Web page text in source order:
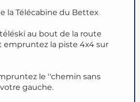
la Télécabine du Bettex
téléski au bout de la route
empruntez la piste 4x4 sur
le ''chemin sans
gauche.